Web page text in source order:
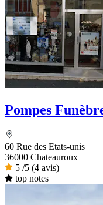
Pompes
60 Rue des Etats-unis
36000 Chateauroux
5 /5 (4 avis)
top notes